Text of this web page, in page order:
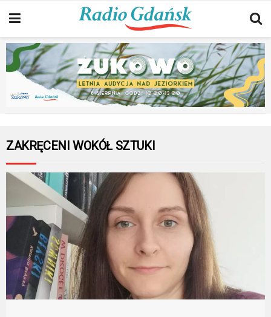
ZAKRĘCENI WOKÓŁ SZTUKI